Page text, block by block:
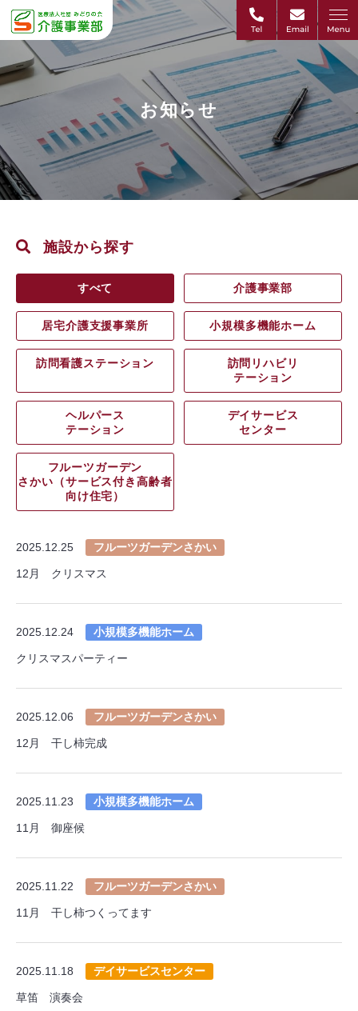
お知らせ
施設から探す
すべて 介護事業部
居宅介護支援事業所 小規模多機能ホーム
訪問看護ステーション
訪問リハビリ
テーション
ヘルパース
テーション
デイサービス
センター
フルーツガーデン
さかい（サービス付き高齢者
向け住宅）
2025.12.25 フルーツガーデンさかい
12月 クリスマス
2025.12.24 小規模多機能ホーム
クリスマスパーティー
2025.12.06 フルーツガーデンさかい
12月 干し柿完成
2025.11.23 小規模多機能ホーム
11月 御座候
2025.11.22 フルーツガーデンさかい
11月 干し柿つくってます
2025.11.18 デイサービスセンター
草笛 演奏会